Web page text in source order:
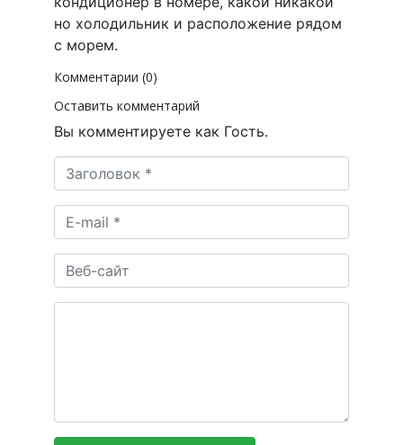
но холодильник и расположение рядом
с морем.
Комментарии (0)
Оставить комментарий
Вы комментируете как Гость.